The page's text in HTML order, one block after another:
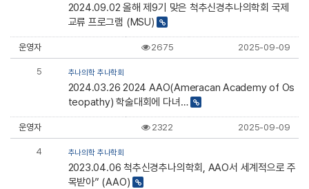
2024.09.02 올해 제9기 맞은 척추신경추나의학회 국제
교류 프로그램 (MSU)
운영자 2675 2025-09-09
5 추나의학 추나학회
2024.03.26 2024 AAO(Ameracan Academy of Os
teopathy) 학술대회에 다녀…
운영자 2322 2025-09-09
4 추나의학 추나학회
2023.04.06 척추신경추나의학회, AAO서 세계적으로 주
목받아” (AAO)